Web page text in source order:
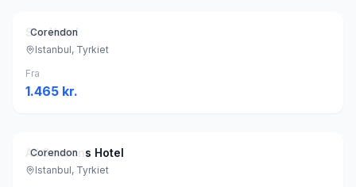
Corendon
Sim Hotel
Istanbul, Tyrkiet
Fra
1.465 kr.
Corendon
All Seasons Hotel
Istanbul, Tyrkiet